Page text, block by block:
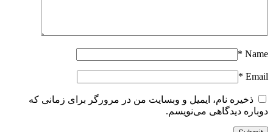
Name
*
Email
*
ذخیره نام، ایمیل و وبسایت من در مرورگر برای زمانی که
دوباره دیدگاهی می‌نویسم.